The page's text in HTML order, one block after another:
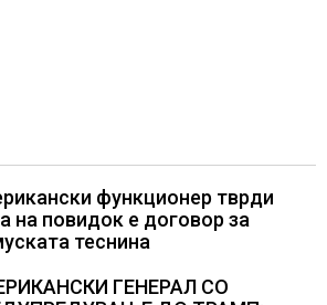
функционер тврди
на повидок е договор за
теснина
ГЕНЕРАЛ СО